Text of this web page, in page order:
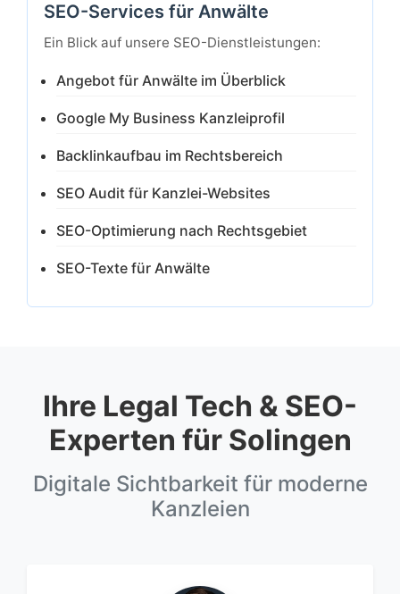
SEO-Services für Anwälte
Ein Blick auf unsere SEO-Dienstleistungen:
Angebot für Anwälte im Überblick
Google My Business Kanzleiprofil
Backlinkaufbau im Rechtsbereich
SEO Audit für Kanzlei-Websites
SEO-Optimierung nach Rechtsgebiet
SEO-Texte für Anwälte
Ihre Legal Tech & SEO-
Experten für Solingen
Digitale Sichtbarkeit für moderne
Kanzleien